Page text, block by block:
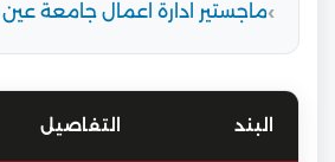
ماجستير ادارة اعمال جامعة
البند التفاصيل